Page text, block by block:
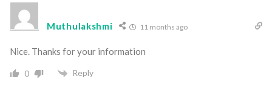
Muthulakshmi 11 months ago
Nice. Thanks for your information
0 Reply